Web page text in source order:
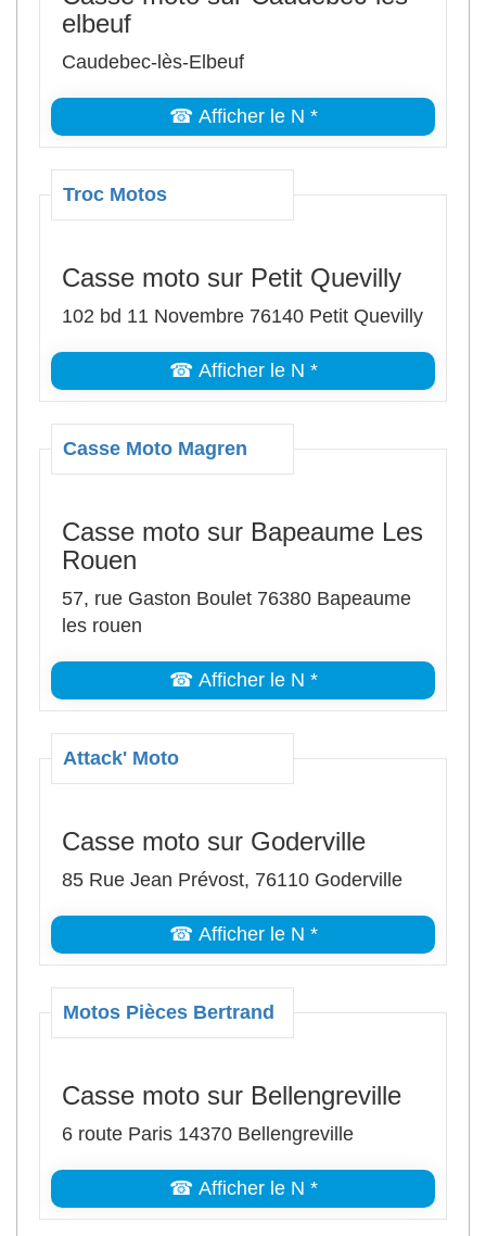
elbeuf
Caudebec-lès-Elbeuf
☎ Afficher le N *
Troc Motos
Casse moto sur Petit Quevilly
102 bd 11 Novembre 76140 Petit Quevilly
☎ Afficher le N *
Casse Moto Magren
Casse moto sur Bapeaume Les
Rouen
57, rue Gaston Boulet 76380 Bapeaume
les rouen
☎ Afficher le N *
Attack' Moto
Casse moto sur Goderville
85 Rue Jean Prévost, 76110 Goderville
☎ Afficher le N *
Motos Pièces Bertrand
Casse moto sur Bellengreville
6 route Paris 14370 Bellengreville
☎ Afficher le N *